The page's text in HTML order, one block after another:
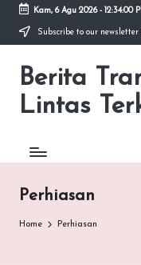
Skip
content
Kam, 6 Agu 2026- 12:34:00
Subscribe to our
Berita
Lintas
premancity.biz.id
Perhiasan
Home Perhiasan